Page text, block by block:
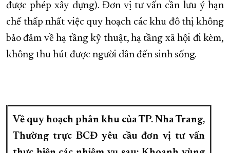
được phép xây dựng). Đơn vị tư vấn cần lưu ý hạn
chế thấp nhất việc quy hoạch các khu đô thị không
bảo đảm về hạ tầng kỹ thuật, hạ tầng xã hội đi kèm,
không thu hút được người dân đến sinh sống.
Về quy hoạch phân khu của TP. Nha Trang,
Thường trực BCĐ yêu cầu đơn vị tư vấn